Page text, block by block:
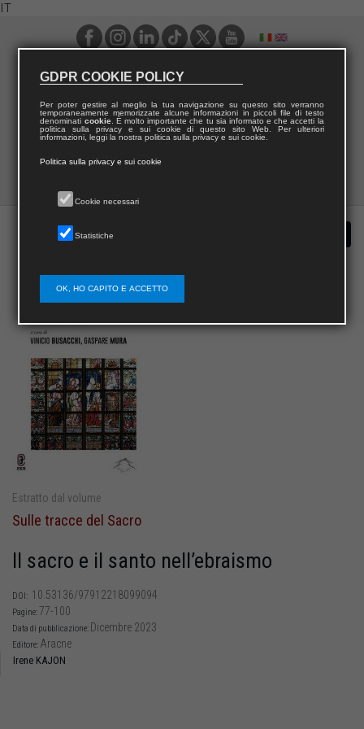
IT
Estratto dal volume
Sulle tracce del Sacro
Il sacro e il santo nell’ebraismo
DOI: 10.53136/97912218099094
Pagine:77-100
Data di pubblicazione: Dicembre 2023
Editore: Aracne
Irene KAJON
GDPR COOKIE POLICY
Per poter gestire al meglio la tua navigazione su questo sito verranno
temporaneamente memorizzate alcune informazioni in piccoli file di testo
denominati cookie. È molto importante che tu sia informato e che accetti la
politica sulla privacy e sui cookie di questo sito Web. Per ulteriori
informazioni, leggi la nostra politica sulla privacy e sui cookie.
Politica sulla privacy e sui cookie
Cookie necessari
Statistiche
OK, HO CAPITO E ACCETTO